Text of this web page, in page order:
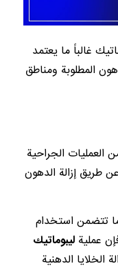
غالباً ما يعتمد
المطلوبة ومناطق
العمليات الجراحية
إزالة الدهون
تتضمن استخدام
عملية ليبوماتيك
الخلايا الدهنية